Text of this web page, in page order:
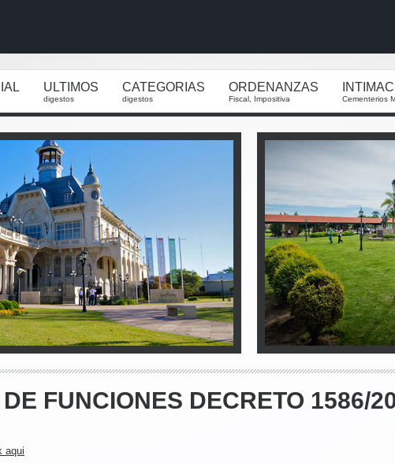
ULTIMOS
digestos
CATEGORIAS
digestos
ORDENANZAS
Fiscal, Impositiva Cementerios
FUNCIONES DECRETO 1586/
aqui